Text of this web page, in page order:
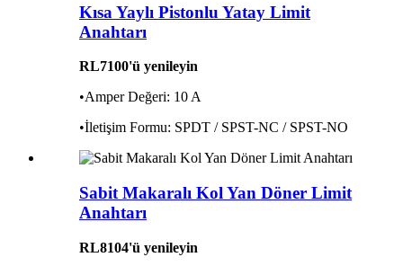
Kısa Yaylı Pistonlu Yatay Limit
Anahtarı
RL7100'ü yenileyin
•Amper Değeri: 10 A
•İletişim Formu: SPDT / SPST-NC / SPST-NO
Sabit Makaralı Kol Yan Döner Limit
Anahtarı
RL8104'ü yenileyin